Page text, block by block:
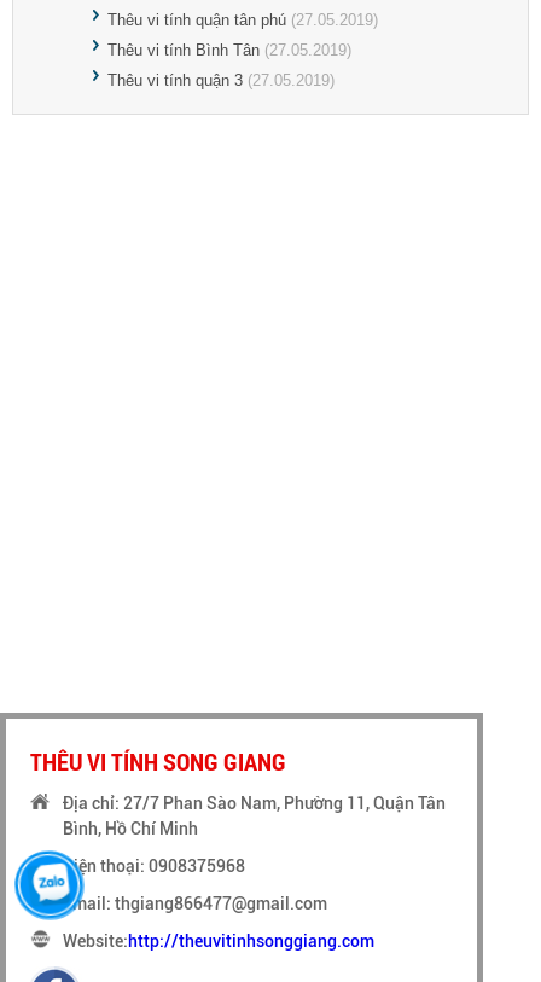
Thêu vi tính quận tân phú (27.05.2019)
Thêu vi tính Bình Tân (27.05.2019)
Thêu vi tính quận 3 (27.05.2019)
THÊU VI TÍNH SONG GIANG
Địa chỉ: 27/7 Phan Sào Nam, Phường 11, Quận Tân
Bình, Hồ Chí Minh
Điện thoại: 0908375968
Email: thgiang866477@gmail.com
Website:http://theuvitinhsonggiang.com